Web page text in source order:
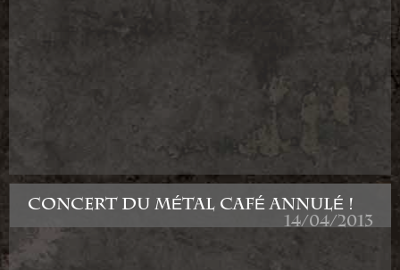
CONCERT DU MÉTAL CAFÉ ANNULÉ !
14/04/2013